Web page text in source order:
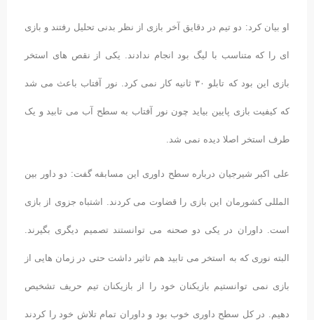
او بیان کرد: دو تیم در دقایق آخر بازی از نظر بدنی تحلیل رفتند و بازی
ای را که متناسب با لیگ بود انجام ندادند. یکی از نقص های استخر
بازی این بود که تابلو ۳۰ ثانیه کار نمی کرد. نور آفتاب باعث می شد
که کیفیت بازی پایین بیاید چون نور آفتاب به سطح آب می تابید و یک
طرف استخر اصلا دیده نمی شد.
علی اکبر شیرجیان درباره سطح داوری این مسابقه گفت: دو داور بین
المللی کشورمان این بازی را قضاوت می کردند. اشتباه جزوی از بازی
است. داوران در یکی دو صحنه می توانستند تصمیم دیگری بگیرند.
البته نوری که به استخر می تابید هم تاثیر داشت حتی در زمان هایی از
بازی نمی توانستیم بازیکنان خود را از بازیکنان تیم حریف تشخیص
دهیم. در کل سطح داوری خوب بود و داوران تمام تلاش خود را کردند